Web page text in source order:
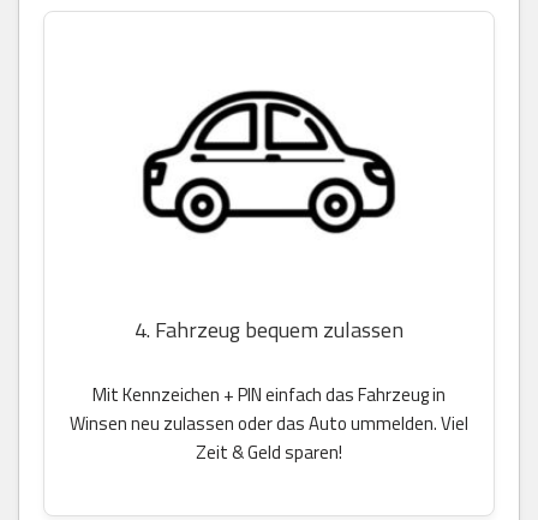
4. Fahrzeug bequem zulassen
Mit Kennzeichen + PIN einfach das Fahrzeug in
Winsen neu zulassen oder das Auto ummelden. Viel
Zeit & Geld sparen!